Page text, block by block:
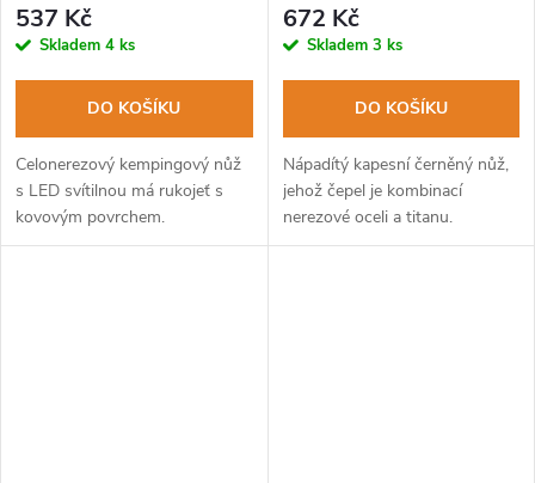
537 Kč
Skladem 4 ks
DO KOŠÍKU
Celonerezový kempingový nůž
s LED svítilnou má rukojeť s
kovovým povrchem.
rukojeť
672 Kč
Skladem 3 ks
DO KOŠÍKU
Nápadítý kapesní černěný nůž,
jehož čepel je kombinací
nerezové oceli a titanu.